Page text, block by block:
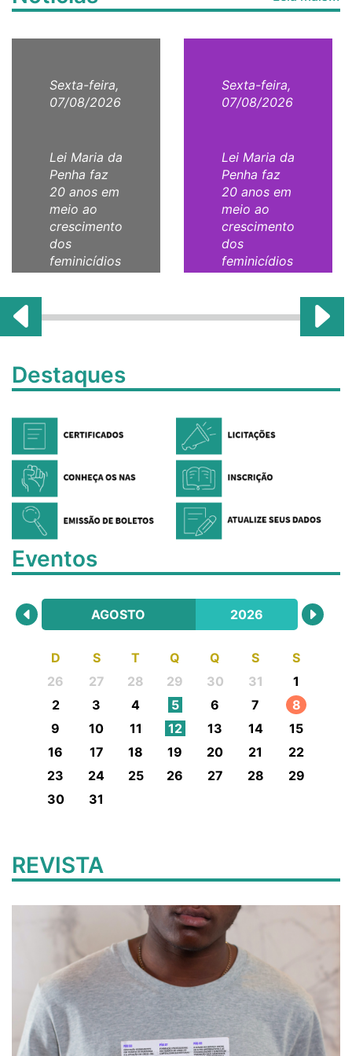
Sexta-feira,
07/08/2026
Lei Maria da
Penha faz
20 anos em
meio ao
crescimento
dos
feminicídios
Sexta-feira,
07/08/2026
Lei Maria da
Penha faz
20 anos em
meio ao
crescimento
dos
feminicídios
Destaques
Eventos
AGOSTO 2026
D S T Q Q S
S
26
27 28 29 30 31
1
2
3 4 5 6 7
8
9
10 11 12 13 14
15
16
17 18 19 20 21
22
23
24 25 26 27 28
29
30
31
REVISTA